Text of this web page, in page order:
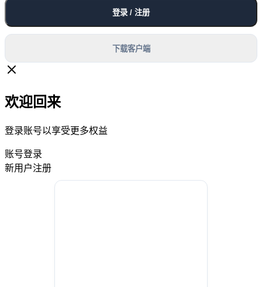
登录 / 注册
下载客户端
欢迎回来
登录账号以享受更多权益
账号登录
新用户注册